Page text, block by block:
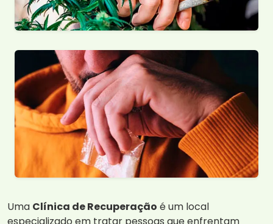
Uma Clínica de Recuperação é um local